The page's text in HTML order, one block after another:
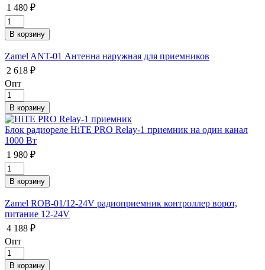
1 480 ₽
Zamel ANT-01 Антенна наружная для приемников
2 618 ₽
Опт
Блок радиореле HiTE PRO Relay-1 приемник на один канал
1000 Вт
1 980 ₽
Zamel ROB-01/12-24V радиоприемник контроллер ворот,
питание 12-24V
4 188 ₽
Опт